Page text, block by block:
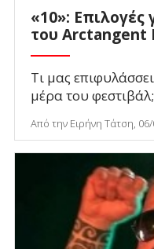
«10»: Επιλογές
του Arctangent
Τι μας
μέρα του φεστιβάλ;
Από την Ειρήνη Τάτση,